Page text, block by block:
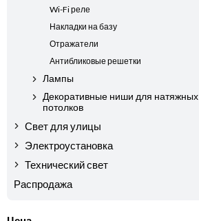
Wi-Fi реле
Накладки на базу
Отражатели
Антибликовые решетки
Лампы
Декоративные ниши для натяжных
потолков
Свет для улицы
Электроустановка
Технический свет
Распродажа